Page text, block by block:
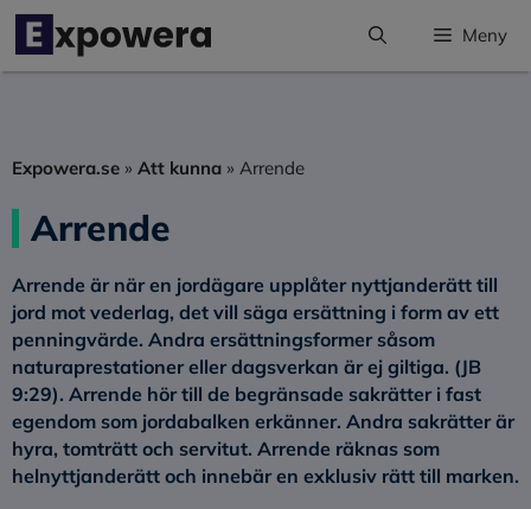
Hoppa
innehåll
Meny
Expowera.se » Att kunna » Arrende
Arrende
Arrende är när en jordägare upplåter nyttjanderätt till
jord mot vederlag, det vill säga ersättning i form av ett
penningvärde. Andra ersättningsformer såsom
naturaprestationer eller dagsverkan är ej giltiga. (JB
9:29). Arrende hör till de begränsade sakrätter i fast
egendom som jordabalken erkänner. Andra sakrätter är
hyra, tomträtt och servitut. Arrende räknas som
helnyttjanderätt och innebär en exklusiv rätt till marken.